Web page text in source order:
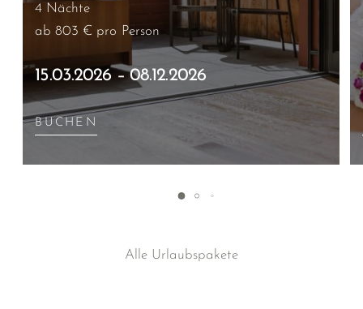
4 Nächte
ab 803 € pro Person
15.03.2026 – 08.12.2026
BUCHEN
Alle Urlaubspakete